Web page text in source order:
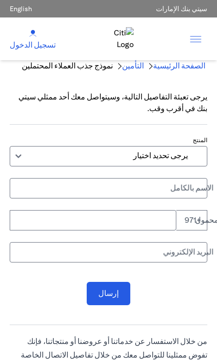
سيتي بنك الإمارات English
تسجيل الدخول
الصفحة الرئيسية التأمين نموذج جذب العملاء المحتملين
يرجى تعبئة التفاصيل التالية، وسيتواصل معك أحد ممثلي سيتي
بنك في أقرب وقب.
المنتج
الاسم بالكامل
+971
البريد الإلكتروني
إرسال
من خلال الاستفسار عن خدماتنا أو عروضنا أو منتجاتنا، فإنك
تفوض ممثلينا للتواصل معك من خلال تفاصيل الاتصال الخاصة